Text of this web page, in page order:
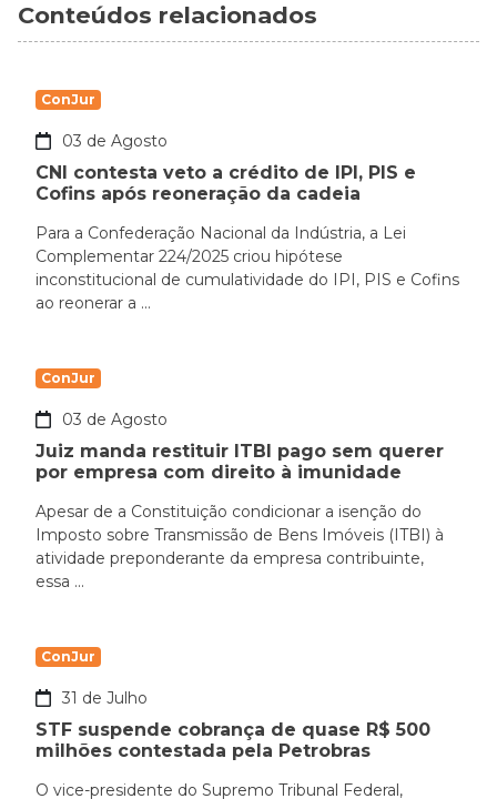
Conteúdos relacionados
ConJur
03 de Agosto
CNI contesta veto a crédito de IPI, PIS e
Cofins após reoneração da cadeia
Para a Confederação Nacional da Indústria, a Lei
Complementar 224/2025 criou hipótese
inconstitucional de cumulatividade do IPI, PIS e Cofins
ao reonerar a ...
ConJur
03 de Agosto
Juiz manda restituir ITBI pago sem querer
por empresa com direito à imunidade
Apesar de a Constituição condicionar a isenção do
Imposto sobre Transmissão de Bens Imóveis (ITBI) à
atividade preponderante da empresa contribuinte,
essa ...
ConJur
31 de Julho
STF suspende cobrança de quase R$ 500
milhões contestada pela Petrobras
O vice-presidente do Supremo Tribunal Federal,